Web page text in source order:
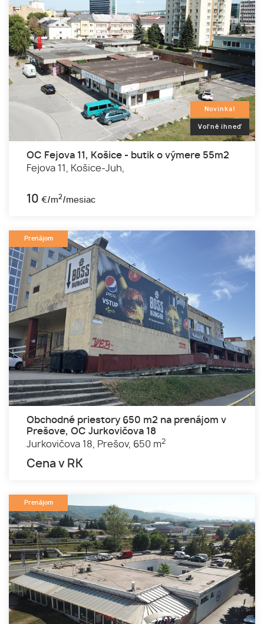
Novinka!
Voľné ihneď
OC Fejova 11, Košice - butik o výmere 55m2
Fejova 11,
Košice-Juh,
10 €/m2/mesiac
Prenájom
Obchodné priestory 650 m2 na prenájom v
Prešove, OC Jurkovičova 18
Jurkovičova 18,
Prešov, 650 m2
Cena v RK
Prenájom